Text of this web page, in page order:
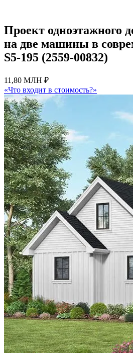
Проект одноэтажного
на две машины в
S5-195 (2559-00832)
11,80 МЛН ₽
«Что входит в стоимость?»